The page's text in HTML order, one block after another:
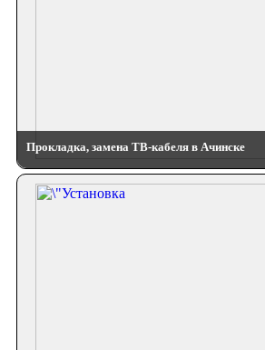
Прокладка, замена ТВ-кабеля в Ачинске